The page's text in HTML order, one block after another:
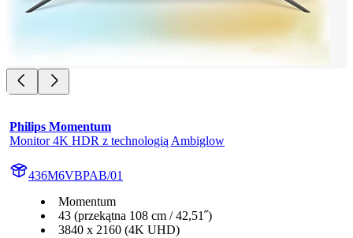
Philips Momentum
Monitor 4K HDR z technologią Ambiglow
436M6VBPAB/01
Momentum
43 (przekątna 108 cm / 42,51˝)
3840 x 2160 (4K UHD)